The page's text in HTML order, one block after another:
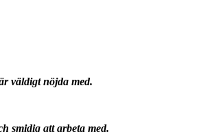
väldigt nöjda med.
smidig att arbeta med.